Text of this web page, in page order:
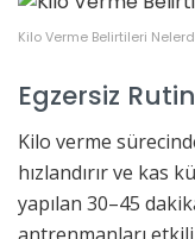
Kilo Verme Belirtileri
Egzersiz
Kilo verme
hızlandırır ve kas
yapılan 30–45